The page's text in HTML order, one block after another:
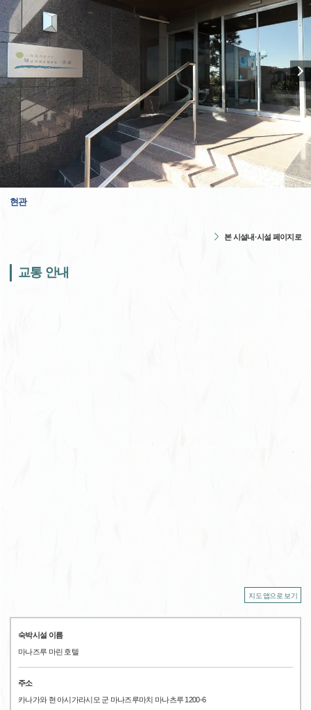
현관
본 시설내·시설 페이지로
교통 안내
지도 앱으로 보기
숙박시설 이름
마나즈루 마린 호텔
주소
카나가와 현 아시가라시모 군 마나즈루마치 마나츠루 1200-6